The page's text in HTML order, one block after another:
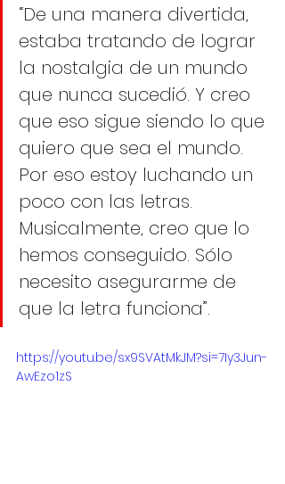
“De una manera divertida,
estaba tratando de lograr
la nostalgia de un mundo
que nunca sucedió. Y creo
que eso sigue siendo lo que
quiero que sea el mundo.
Por eso estoy luchando un
poco con las letras.
Musicalmente, creo que lo
hemos conseguido. Sólo
necesito asegurarme de
que la letra funciona”.
https://youtu.be/sx9SVAtMkJM?si=7Iy3Jun-
AwEzo1zS